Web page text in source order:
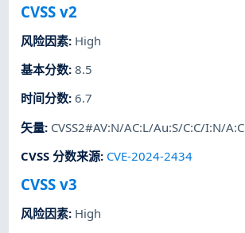
CVSS v2
风险因素: High
基本分数:8.5
时间分数:6.7
矢量: CVSS2#AV:N/AC:L/Au:S/C:C/I:N/A:C
CVSS 分数来源: CVE-2024-2434
CVSS v3
风险因素: High